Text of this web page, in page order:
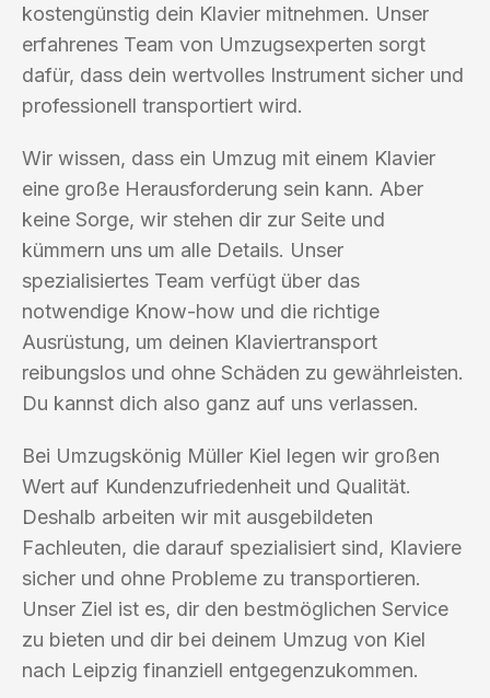
kostengünstig dein Klavier mitnehmen. Unser
erfahrenes Team von Umzugsexperten sorgt
dafür, dass dein wertvolles Instrument sicher und
professionell transportiert wird.
Wir wissen, dass ein Umzug mit einem Klavier
eine große Herausforderung sein kann. Aber
keine Sorge, wir stehen dir zur Seite und
kümmern uns um alle Details. Unser
spezialisiertes Team verfügt über das
notwendige Know-how und die richtige
Ausrüstung, um deinen Klaviertransport
reibungslos und ohne Schäden zu gewährleisten.
Du kannst dich also ganz auf uns verlassen.
Bei Umzugskönig Müller Kiel legen wir großen
Wert auf Kundenzufriedenheit und Qualität.
Deshalb arbeiten wir mit ausgebildeten
Fachleuten, die darauf spezialisiert sind, Klaviere
sicher und ohne Probleme zu transportieren.
Unser Ziel ist es, dir den bestmöglichen Service
zu bieten und dir bei deinem Umzug von Kiel
nach Leipzig finanziell entgegenzukommen.